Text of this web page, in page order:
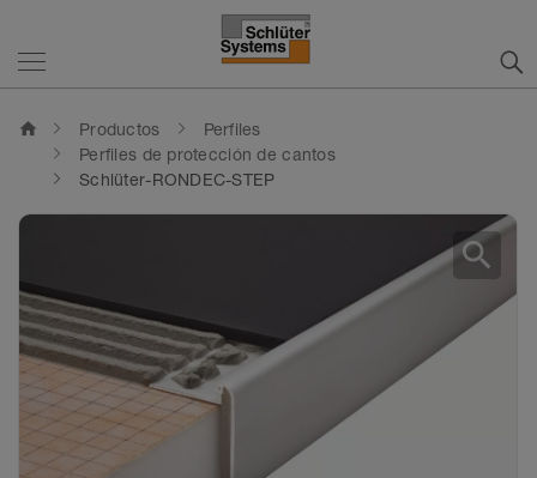
home Productos
Perfiles
Perfiles de protección de cantos
Schlüter-RONDEC-STEP
search